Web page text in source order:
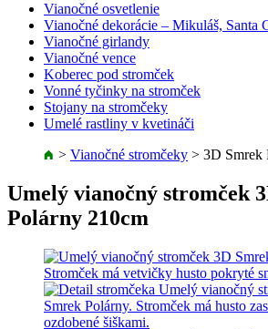
Vianočné osvetlenie
Vianočné dekorácie – Mikuláš, Santa
Vianočné girlandy
Vianočné vence
Koberec pod stromček
Vonné tyčinky na stromček
Stojany na stromčeky
Umelé rastliny v kvetináči
> Vianočné stromčeky > 3D Smrek
Umelý vianočný stromček
Polárny 210cm